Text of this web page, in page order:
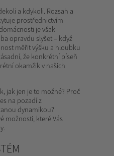
a kdykoli. Rozsah a
prostřednictvím
je však
opravdu slyšet – když
měřit výšku a hloubku
že konkrétní píseň
okamžik v našich
jak jen je to možné? Proč
na pozadí z
dynamikou?
možnosti, které Vás